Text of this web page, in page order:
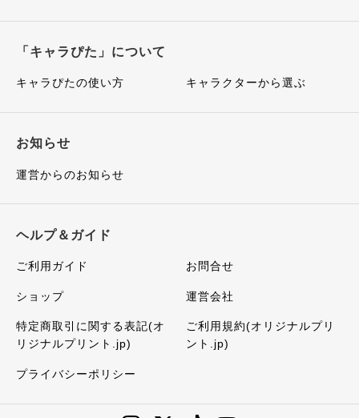
「キャラぴた」について
キャラぴたの使い方 キャラクターから選ぶ
お知らせ
運営からのお知らせ
ヘルプ＆ガイド
ご利用ガイド お問合せ
ショップ 運営会社
特定商取引に関する表記(オ
リジナルプリント.jp)
ご利用規約(オリジナルプリ
ント.jp)
プライバシーポリシー